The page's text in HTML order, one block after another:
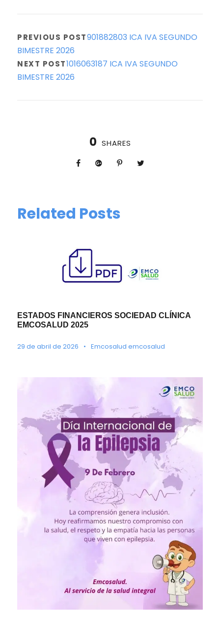
PREVIOUS POST901882803 ICA IVA SEGUNDO
BIMESTRE 2026
NEXT POST1016063187 ICA IVA SEGUNDO
BIMESTRE 2026
0 SHARES
Related Posts
ESTADOS FINANCIEROS SOCIEDAD CLÍNICA
EMCOSALUD 2025
29 de abril de 2026 • Emcosalud emcosalud